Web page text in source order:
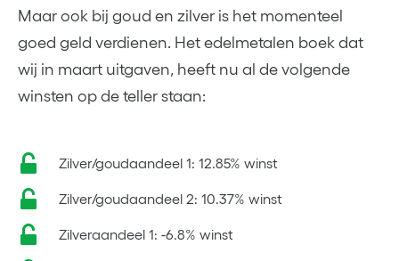
Maar ook bij goud en zilver is het momenteel
goed geld verdienen. Het edelmetalen boek dat
wij in maart uitgaven, heeft nu al de volgende
winsten op de teller staan:
Zilver/goudaandeel 1: 12.85% winst
Zilver/goudaandeel 2: 10.37% winst
Zilveraandeel 1: -6.8% winst